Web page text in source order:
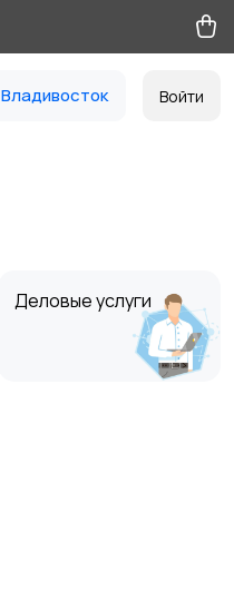
Владивосток Войти
Деловые услуги